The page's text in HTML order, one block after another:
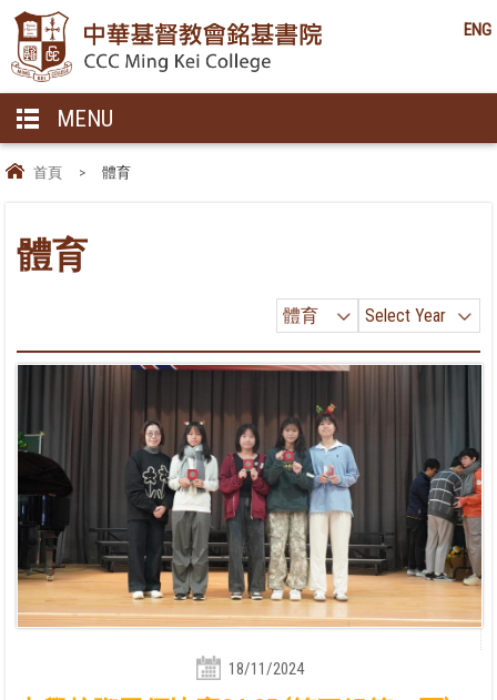
ENG
MENU
首頁 > 體育
體育
Select Year
體育
18/11/2024